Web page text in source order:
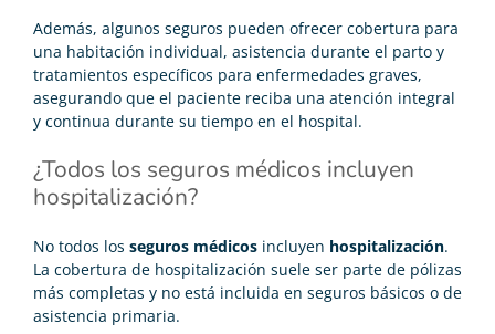
Además, algunos seguros pueden ofrecer cobertura para
una habitación individual, asistencia durante el parto y
tratamientos específicos para enfermedades graves,
asegurando que el paciente reciba una atención integral
y continua durante su tiempo en el hospital.
¿Todos los seguros médicos incluyen
hospitalización?
No todos los seguros médicos incluyen hospitalización.
La cobertura de hospitalización suele ser parte de pólizas
más completas y no está incluida en seguros básicos o de
asistencia primaria.